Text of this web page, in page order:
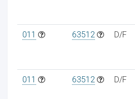
011 63512 D/F
011 63512 D/F